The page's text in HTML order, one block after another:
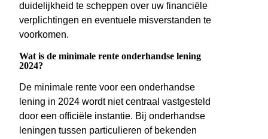
duidelijkheid te scheppen over uw financiële
verplichtingen en eventuele misverstanden te
voorkomen.
Wat is de minimale rente onderhandse lening
2024?
De minimale rente voor een onderhandse
lening in 2024 wordt niet centraal vastgesteld
door een officiële instantie. Bij onderhandse
leningen tussen particulieren of bekenden